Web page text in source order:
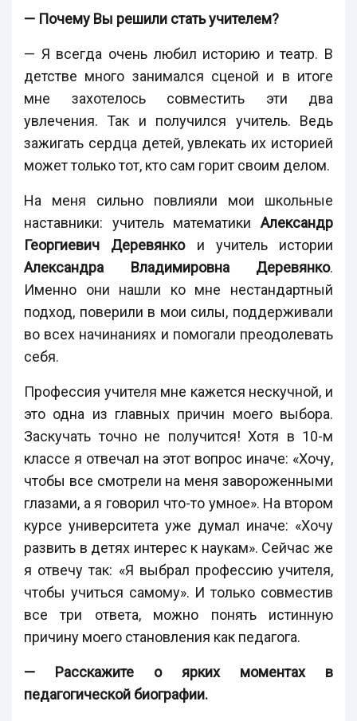
— Почему Вы решили стать учителем?
— Я всегда очень любил историю и театр. В
детстве много занимался сценой и в итоге
мне захотелось совместить эти два
увлечения. Так и получился учитель. Ведь
зажигать сердца детей, увлекать их историей
может только тот, кто сам горит своим делом.
На меня сильно повлияли мои школьные
наставники: учитель математики Александр
Георгиевич Деревянкои учитель истории
Александра Владимировна Деревянко.
Именно они нашли ко мне нестандартный
подход, поверили в мои силы, поддерживали
во всех начинаниях и помогали преодолевать
себя.
Профессия учителя мне кажется нескучной, и
это одна из главных причин моего выбора.
Заскучать точно не получится! Хотя в 10-м
классе я отвечал на этот вопрос иначе: «Хочу,
чтобы все смотрели на меня завороженными
глазами, а я говорил что-то умное». На втором
курсе университета уже думал иначе: «Хочу
развить в детях интерес к наукам». Сейчас же
я отвечу так: «Я выбрал профессию учителя,
чтобы учиться самому». И только совместив
все три ответа, можно понять истинную
причину моего становления как педагога.
— Расскажите о ярких моментах в
педагогической биографии.